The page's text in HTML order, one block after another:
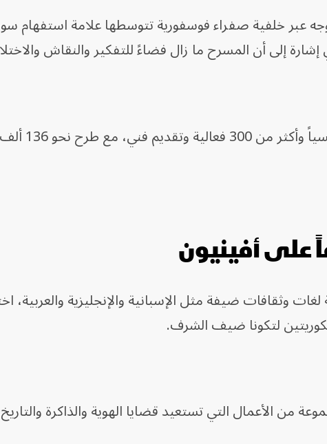
عبر خلفية صفراء فوسفورية تتوسطها علامة استفهام
إلى أن المسرح ما زال فضاءً للتفكير والنقاش
وتضم الدورة الثمانون 47
على أفينيون
وثقافات ضيفة مثل الإسبانية والإنجليزية والعربية،
لتكونا ضيف الشرف.
من الأعمال التي تستعيد قضايا الهوية والذاكرة